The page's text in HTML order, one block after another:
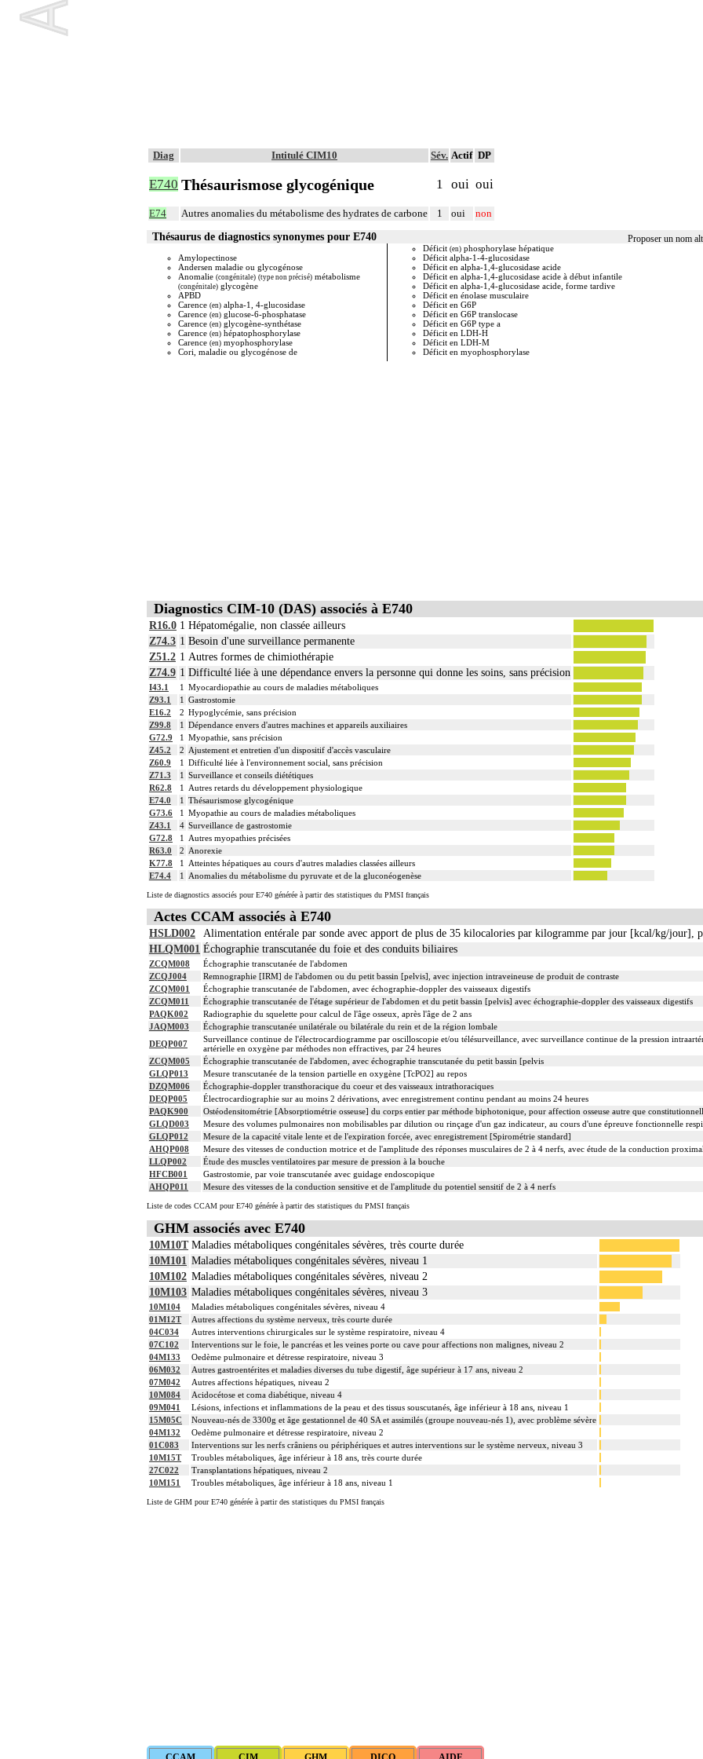
Diag Intitulé CIM10 Sév. Actif DP
E740 Thésaurismose glycogénique 1 oui oui
E74 Autres anomalies du métabolisme des hydrates de carbone 1 oui non
Proposer un nom
Thésaurus de diagnostics synonymes pour E740
Amylopectinose
Andersen maladie ou glycogénose
Anomalie (congénitale) (type non précisé) métabolisme
(congénitale) glycogène
APBD
Carence (en) alpha-1, 4-glucosidase
Carence (en) glucose-6-phosphatase
Carence (en) glycogène-synthétase
Carence (en) hépatophosphorylase
Carence (en) myophosphorylase
Cori, maladie ou glycogénose de
Déficit (en)phosphorylase hépatique
Déficit alpha-1-4-glucosidase
Déficit en alpha-1,4-glucosidase acide
Déficit en alpha-1,4-glucosidase acide à début infantile
Déficit en alpha-1,4-glucosidase acide, forme tardive
Déficit en énolase musculaire
Déficit en G6P
Déficit en G6P translocase
Déficit en G6P type a
Déficit en LDH-H
Déficit en LDH-M
Déficit en myophosphorylase
Déficit
Diagnostics CIM-10 (DAS) associés à E740
R16.0 1 Hépatomégalie, non classée ailleurs
Z74.3 1 Besoin d'une surveillance permanente
Z51.2 1 Autres formes de chimiothérapie
Z74.9 1 Difficulté liée à une dépendance envers la personne qui donne les soins, sans précision
I43.1 1 Myocardiopathie au cours de maladies métaboliques
Z93.1
1 Gastrostomie
E16.2
2 Hypoglycémie, sans précision
Z99.8
1 Dépendance envers d'autres machines et appareils auxiliaires
G72.9
1 Myopathie, sans précision
Z45.2
2 Ajustement et entretien d'un dispositif d'accès vasculaire
Z60.9
1 Difficulté liée à l'environnement social, sans précision
Z71.3
1 Surveillance et conseils diététiques
R62.8
1
Autres retards du développement physiologique
E74.0
1 Thésaurismose glycogénique
G73.6
1 Myopathie au cours de maladies métaboliques
Z43.1
4 Surveillance de gastrostomie
G72.8
1
Autres myopathies précisées
R63.0
2 Anorexie
K77.8
1
Atteintes hépatiques au cours d'autres maladies classées ailleurs
E74.4
1 Anomalies du métabolisme du pyruvate et de la gluconéogenèse
Liste de diagnostics associés pour E740 générée à partir des statistiques du PMSI français
Actes CCAM associés à E740
HSLD002
Alimentation entérale par sonde avec apport de plus de 35 kilocalories par kilogramme par jour [kcal/kg/jour],
HLQM001 Échographie transcutanée du foie et des conduits biliaires
ZCQM008
Échographie transcutanée de l'abdomen
ZCQJ004
Remnographie [IRM] de l'abdomen ou du petit bassin [pelvis], avec injection intraveineuse de produit de contraste
ZCQM001
Échographie transcutanée de l'abdomen, avec échographie-doppler des vaisseaux digestifs
ZCQM011
Échographie transcutanée de l'étage supérieur de l'abdomen et du petit bassin [pelvis] avec échographie-doppler des vaisseaux digestifs
PAQK002
Radiographie du squelette pour calcul de l'âge osseux, après l'âge de 2 ans
JAQM003
Échographie transcutanée unilatérale ou bilatérale du rein et de la région lombale
DEQP007
Surveillance continue de l'électrocardiogramme par oscilloscopie et/ou télésurveillance, avec surveillance continue de la pression
artérielle en oxygène par méthodes non effractives, par 24 heures
ZCQM005
Échographie transcutanée de l'abdomen, avec échographie transcutanée du petit bassin [pelvis
GLQP013
Mesure transcutanée de la tension partielle en oxygène [TcPO2] au repos
DZQM006
Échographie-doppler transthoracique du coeur et des vaisseaux intrathoraciques
DEQP005
Électrocardiographie sur au moins 2 dérivations, avec enregistrement continu pendant au moins 24 heures
PAQK900
Ostéodensitométrie [Absorptiométrie osseuse] du corps entier par méthode biphotonique, pour affection osseuse autre que
GLQD003
Mesure des volumes pulmonaires non mobilisables par dilution ou rinçage d'un gaz indicateur, au cours d'une épreuve fonctionnelle
GLQP012
Mesure de la capacité vitale lente et de l'expiration forcée, avec enregistrement [Spirométrie standard]
AHQP008
Mesure des vitesses de conduction motrice et de l'amplitude des réponses musculaires de 2 à 4 nerfs, avec étude de la conduction
LLQP002
Étude des muscles ventilatoires par mesure de pression à la bouche
HFCB001
Gastrostomie, par voie transcutanée avec guidage endoscopique
AHQP011
Mesure des vitesses de la conduction sensitive et de l'amplitude du potentiel sensitif de 2 à 4 nerfs
Liste de codes CCAM pour E740 générée à partir des statistiques du PMSI français
GHM associés avec E740
10M10T Maladies métaboliques congénitales sévères, très courte durée
10M101 Maladies métaboliques congénitales sévères, niveau 1
10M102 Maladies métaboliques congénitales sévères, niveau 2
10M103 Maladies métaboliques congénitales sévères, niveau 3
10M104
Maladies métaboliques congénitales sévères, niveau 4
01M12T
Autres affections du système nerveux, très courte durée
04C034
Autres interventions chirurgicales sur le système respiratoire, niveau 4
07C102
Interventions sur le foie, le pancréas et les veines porte ou cave pour affections non malignes, niveau 2
04M133
Oedème pulmonaire et détresse respiratoire, niveau 3
06M032
Autres gastroentérites et maladies diverses du tube digestif, âge supérieur à 17 ans, niveau 2
07M042
Autres affections hépatiques, niveau 2
10M084
Acidocétose et coma diabétique, niveau 4
09M041
Lésions, infections et inflammations de la peau et des tissus souscutanés, âge inférieur à 18 ans, niveau 1
15M05C
Nouveau-nés de 3300g et âge gestationnel de 40 SA et assimilés (groupe nouveau-nés 1), avec problème sévère
04M132
Oedème pulmonaire et détresse respiratoire, niveau 2
01C083
Interventions sur les nerfs crâniens ou périphériques et autres interventions sur le système nerveux, niveau 3
10M15T
Troubles métaboliques, âge inférieur à 18 ans, très courte durée
27C022
Transplantations hépatiques, niveau 2
10M151
Troubles métaboliques, âge inférieur à 18 ans, niveau 1
Liste de GHM pour E740 générée à partir des statistiques du PMSI français